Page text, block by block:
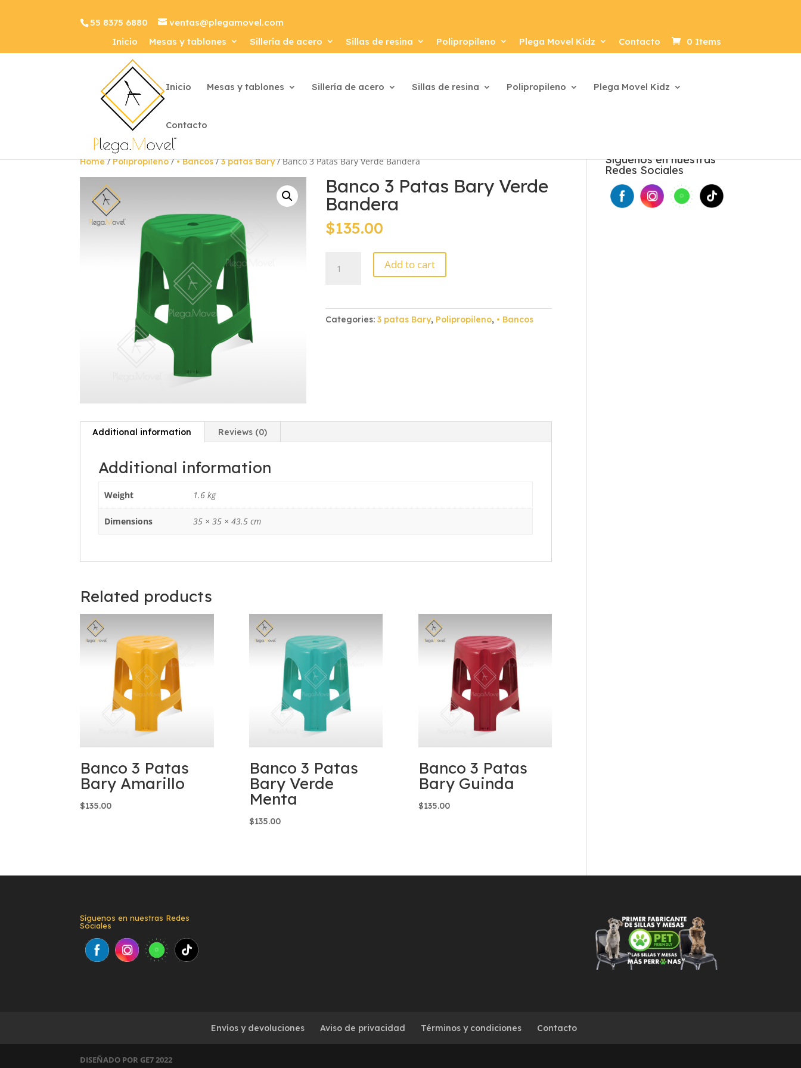
55 8375 6880
ventas@plegamovel.com
Inicio
Mesas y tablones Sillería de acero Sillas de resina Polipropileno Plega Movel Kidz Contacto 0 Items
Inicio Mesas y tablones Sillería de acero Sillas de resina Polipropileno Plega Movel Kidz
Contacto
Home/Polipropileno/• Bancos/3 patas Bary/ Banco 3 Patas Bary Verde Bandera
Banco 3 Patas Bary Verde
Bandera
$135.00
Bandera
Add to cart
Categories:3 patas Bary, Polipropileno, • Bancos
Additional information Reviews (0)
Additional information
Weight 1.6 kg
Dimensions 35 × 35 × 43.5 cm
Related products
Banco 3 Patas
Bary Amarillo
$135.00
Banco 3 Patas
Bary Verde
Menta
$135.00
Banco 3 Patas
Bary Guinda
$135.00
Síguenos en nuestras
Redes Sociales
Síguenos en nuestras Redes
Sociales
Envíos y devoluciones Aviso de privacidad Términos y condiciones Contacto
DISEÑADO POR GE7 2022